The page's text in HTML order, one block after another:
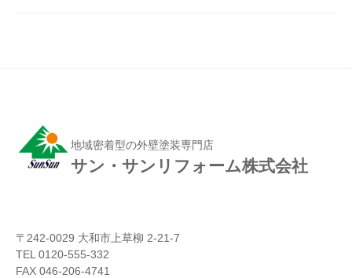
地域密着型の外壁塗装専門店
サン・サンリフォーム株式会社
〒242-0029 大和市上草柳 2-21-7
TEL 0120-555-332
FAX 046-206-4741